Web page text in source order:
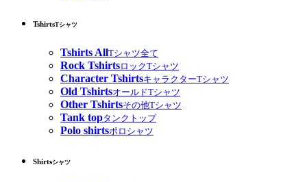
TshirtsTシャツ
Tshirts AllTシャツ全て
Rock TshirtsロックTシャツ
Character TshirtsキャラクターTシャツ
Old TshirtsオールドTシャツ
Other Tshirtsその他Tシャツ
Tank topタンクトップ
Polo shirtsポロシャツ
Shirtsシャツ